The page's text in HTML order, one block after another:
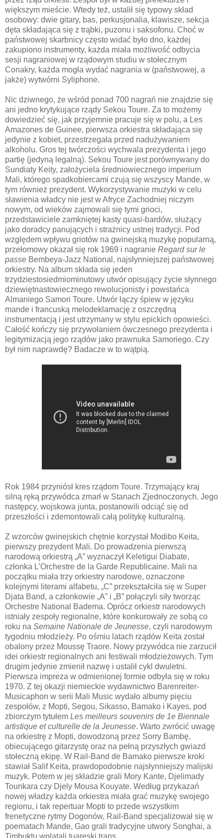
większym mieście. Wtedy też, ustalił się typowy skład
osobowy: dwie gitary, bas, perkusjonalia, klawisze, sekcja
dęta składająca się z trąbki, puzonu i saksofonu. Choć w
państwowej skarbnicy często widać było dno, każdej
zakupiono instrumenty, każda miała możliwość odbycia
sesji nagraniowej w rządowym studiu w stołecznym
Conakry, każda mogła wydać nagrania w (państwowej, a
jakże) wytwórni Syliphone.
Nic dziwnego, że wśród ponad 700 nagrań nie znajdzie się
ani jedno krytykujące rządy Sekou Toure. Za to możemy
dowiedzieć się, jak przyjemnie pracuje się w polu, a Les
Amazones de Guinee, pierwsza orkiestra składająca się
jedynie z kobiet, przestrzegała przed nadużywaniem
alkoholu. Gros tej twórczości wychwala prezydenta i jego
partię (jedyną legalną). Sekou Toure jest porównywany do
Sundiaty Keity, założyciela średniowiecznego imperium
Mali, którego spadkobiercami czują się wszyscy Mande, w
tym również prezydent. Wykorzystywanie muzyki w celu
sławienia władcy nie jest w Afryce Zachodniej niczym
nowym, od wieków zajmowali się tymi grioci,
przedstawiciele zamkniętej kasty quasi-bardów, służący
jako doradcy panujących i strażnicy ustnej tradycji. Pod
względem wpływu griotów na gwinejską muzykę popularną,
przełomowy okazał się rok 1969 i nagranie Regard sur le
passe Bembeya-Jazz National, najsłynniejszej państwowej
orkiestry. Na album składa się jeden
trzydziestosiedmiominutowy utwór opisujący życie słynnego
dziewiętnastowiecznego rewolucjonisty i powstańca
Almaniego Samori Toure. Utwór łączy śpiew w języku
mande i francuską melodeklamację z oszczędną
instrumentacją i jest utrzymany w stylu epickich opowieści.
Całość kończy się przywołaniem ówczesnego prezydenta i
legitymizacją jego rządów jako prawnuka Samoriego. Czy
był nim naprawdę? Badacze w to wątpią.
Rok 1984 przyniósł kres rządom Toure. Trzymający kraj
silną ręką przywódca zmarł w Stanach Zjednoczonych. Jego
następcy, wojskowa junta, postanowili odciąć się od
przeszłości i zdemontowali całą politykę kulturalną.
Z wzorców gwinejskich chętnie korzystał Modibo Keita,
pierwszy prezydent Mali. Do prowadzenia pierwszą
narodową orkiestrą „A” wyznaczył Keletigui Diabate,
członka L’Orchestre de la Garde Republicaine. Mali na
początku miała trzy orkiestry narodowe, oznaczone
kolejnymi literami alfabetu, „C” przekształciła się w Super
Djata Band, a członkowie „A” i „B” połączyli siły tworząc
Orchestre National Badema. Oprócz orkiestr narodowych
istniały zespoły regionalne, które konkurowały ze sobą co
roku na Semaine Nationale de Jeunesse, czyli narodowym
tygodniu młodzieży. Po ośmiu latach rządów Keita został
obalony przez Moussę Traore. Nowy przywódca nie zarzucił
idei orkiestr regionalnych ani festiwali młodzieżowych. Tym
drugim jedynie zmienił nazwę i ustalił cykl dwuletni.
Pierwsza impreza w odmienionej formie odbyła się w roku
1970. Z tej okazji niemieckie wydawnictwo Barenreiter-
Musicaphon w serii Mali Music wydało albumy pięciu
zespołów, z Mopti, Segou, Sikasso, Bamako i Kayes, pod
zbiorczym tytułem Les meilleurs souvenirs de 1e Biennale
artistique et culturelle de la Jeunesse. Warto zwrócić uwagę
na orkiestrę z Mopti, dowodzoną przez Sorry Bambę,
obiecującego gitarzystę oraz na pełną przyszłych gwiazd
stołeczną ekipę. W Rail-Band de Bamako pierwsze kroki
stawiał Salif Keita, prawdopodobnie najsłynniejszy malijski
muzyk. Potem w jej składzie grali Mory Kante, Djelimady
Tounkara czy Djely Mousa Kouyate. Według przykazań
nowej władzy każda orkiestra miała grać muzykę swojego
regionu, i tak repertuar Mopti to przede wszystkim
frenetyczne rytmy Dogonów, Rail-Band specjalizował się w
poematach Mande, Gao grali tradycyjne utwory Songhai, a
Timbuktu wplatali tuareski trans.